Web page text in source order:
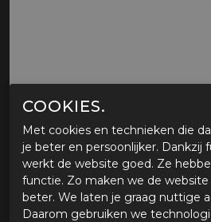
MOTORJEGGING BULL-
FIT
Tijdelijk niet verkrijgbaar
COOKIES.
Met cookies en technieken die
je beter en persoonlijker. Dankzij
werkt de website goed. Ze
functie. Zo maken we de
beter. We laten je graag nuttige
Daarom gebruiken we